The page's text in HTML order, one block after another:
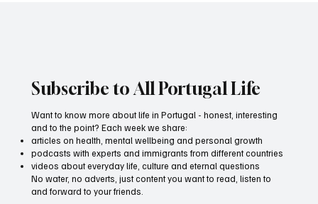
Subscribe to All Portugal Life
Want to know more about life in Portugal - honest, interesting
and to the point? Each week we share:
articles on health, mental wellbeing and personal growth
podcasts with experts and immigrants from different countries
videos about everyday life, culture and eternal questions
No water, no adverts, just content you want to read, listen to
and forward to your friends.